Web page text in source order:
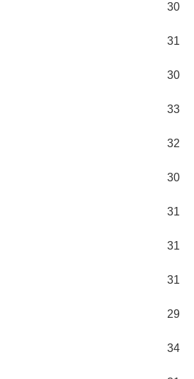
30
31
30
33
32
30
31
31
31
29
34